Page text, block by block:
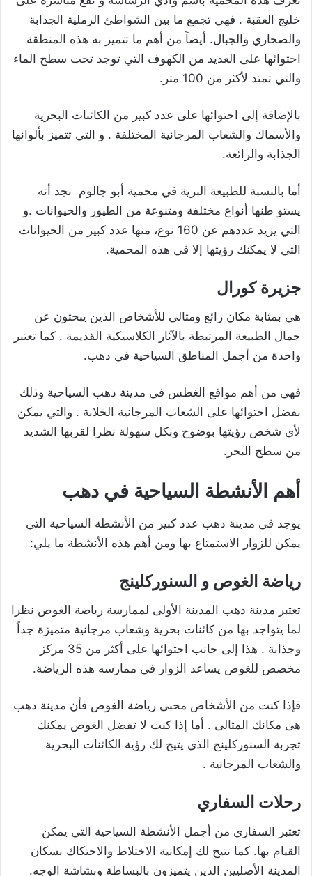
خليج العقبة . فهي تجمع ما بين الشواطئ الرملية الجذابة
والصحاري والجبال. أيضاً من أهم ما تتميز به هذه المنطقة
احتوائها على العديد من الكهوف التي توجد تحت سطح الماء
والتي تمتد لأكثر من 100 متر.
بالإضافة إلى احتوائها على عدد كبير من الكائنات البحرية
والأسماك والشعاب المرجانية المختلفة . و التي تتميز بألوانها
الجذابة والرائعة.
أما بالنسبة للطبيعة البرية في محمية أبو جالوم نجد أنه
يستو طنها أنواع مختلفة ومتنوعة من الطيور والحيوانات .و
التي يزيد عددهم عن 160 نوع، منها عدد كبير من الحيوانات
التي لا يمكنك رؤيتها إلا في هذه المحمية.
جزيرة كورال
هي بمثابة مكان رائع ومثالي للأشخاص الذين يبحثون عن
جمال الطبيعة المرتبطة بالآثار الكلاسيكية القديمة . كما تعتبر
واحدة من أجمل المناطق السياحية في دهب.
فهي من أهم مواقع الغطس في مدينة دهب السياحية وذلك
بفضل احتوائها على الشعاب المرجانية الخلابة . والتي يمكن
لأي شخص رؤيتها بوضوح وبكل سهولة نظرا لقربها الشديد
من سطح البحر.
أهم الأنشطة السياحية في دهب
يوجد في مدينة دهب عدد كبير من الأنشطة السياحية التي
يمكن للزوار الاستمتاع بها ومن أهم هذه الأنشطة ما يلي:
رياضة الغوص و السنوركلينج
تعتبر مدينة دهب المدينة الأولى لممارسة رياضة الغوص نظرا
لما يتواجد بها من كائنات بحرية وشعاب مرجانية متميزة جداً
وجذابة . هذا إلى جانب احتوائها على أكثر من 35 مركز
مخصص للغوص يساعد الزوار في ممارسه هذه الرياضة.
فإذا كنت من الأشخاص محبى رياضة الغوص فأن مدينة دهب
هى مكانك المثالى . أما إذا كنت لا تفضل الغوص يمكنك
تجربة السنوركلينج الذي يتيح لك رؤية الكائنات البحرية
والشعاب المرجانية .
رحلات السفاري
تعتبر السفاري من أجمل الأنشطة السياحية التي يمكن
القيام بها. كما تتيح لك إمكانية الاختلاط والاحتكاك بسكان
المدينة الأصليين الذين يتميزون بالبساطة وبشاشة الوجه.